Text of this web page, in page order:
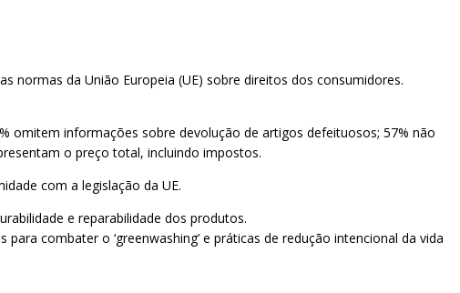
normas da União Europeia (UE) sobre direitos dos consumidores.
omitem informações sobre devolução de artigos defeituosos; 57% não
o preço total, incluindo impostos.
com a legislação da UE.
e reparabilidade dos produtos.
combater o ‘greenwashing’ e práticas de redução intencional da vida